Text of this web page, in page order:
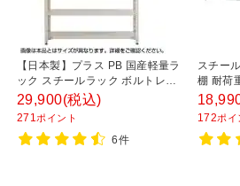
【日本製】プラス PB 国産軽量ラ
ック スチールラック ボルトレス
耐荷重150kg/段 天地6段 幅
1812×奥行462×高さ2100mm ス
チール棚 スチールシェルフ 収納
棚 オープンラック 収納ラック
29,900(税込)
271ポイント
6件
スチー
棚 耐荷
ーラッ
460×高
172ポイ